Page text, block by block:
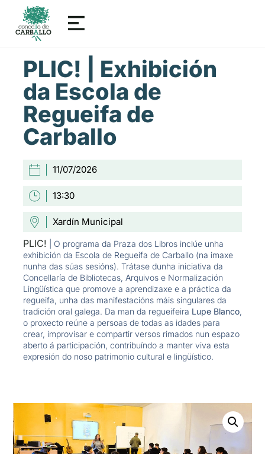
PLIC! | Exhibición
da Escola de
Regueifa de
Carballo
11/07/2026
13:30
Xardín Municipal
PLIC!
| O programa da Praza dos Libros inclúe unha
exhibición da Escola de Regueifa de Carballo (na imaxe
nunha das súas sesións). Trátase dunha iniciativa da
Concellaría de Bibliotecas, Arquivos e Normalización
Lingüística que promove a aprendizaxe e a práctica da
regueifa, unha das manifestacións máis singulares da
tradición oral galega. Da man da regueifeira Lupe Blanco,
o proxecto reúne a persoas de todas as idades para
crear, improvisar e compartir versos rimados nun espazo
aberto á participación, contribuíndo a manter viva esta
expresión do noso patrimonio cultural e lingüístico.